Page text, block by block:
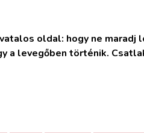
oldal: hogy ne
a levegőben történik.